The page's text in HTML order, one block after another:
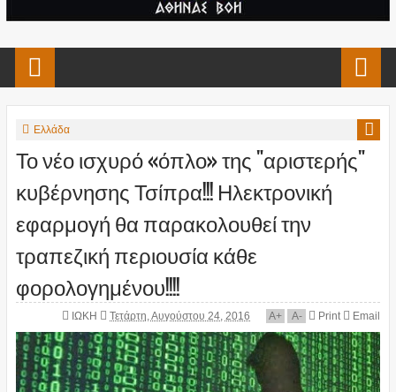
Ελλάδα
Το νέο ισχυρό «όπλο» της "αριστερής"
κυβέρνησης Τσίπρα!!! Ηλεκτρονική
εφαρμογή θα παρακολουθεί την
τραπεζική περιουσία κάθε
φορολογημένου!!!!
ΙΩΚΗ Τετάρτη, Αυγούστου 24, 2016 A+ A- Print Email